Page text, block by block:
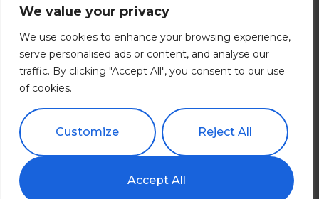
We value your privacy
We use cookies to enhance your browsing experience,
serve personalised ads or content, and analyse our
traffic. By clicking "Accept All", you consent to our use
of cookies.
Customize Reject All
Accept All
Privacy Notice For California Residents
Report Form
Subscribe